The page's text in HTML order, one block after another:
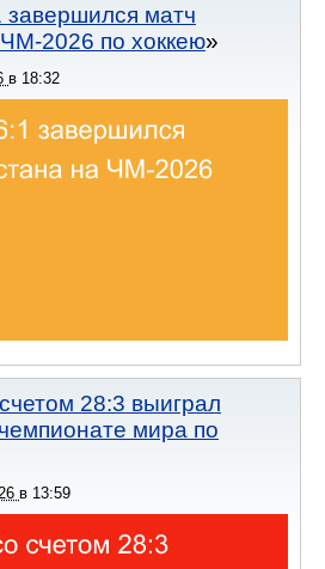
завершился матч
2026 по хоккею
в 18:32
28:3 выиграл
мира по
в 13:59